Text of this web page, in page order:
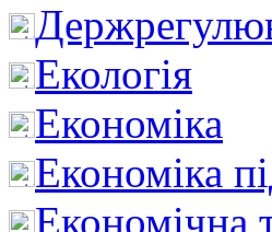
Екологія
Економіка
Економіка
Економічна